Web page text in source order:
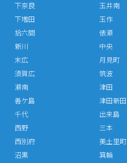
下奈良
下増田
拾六間
新川
末広
須賀広
瀬南
善ケ島
千代
玉井南
玉作
俵瀬
中央
月見町
筑波
津田
津田新田
出来島
西野
西別府
沼黒
三本
美土里町
箕輪